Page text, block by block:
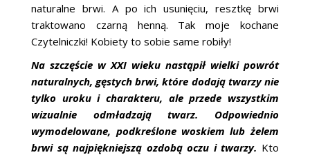
naturalne brwi. A po ich usunięciu, resztkę brwi
traktowano czarną henną. Tak moje kochane
Czytelniczki! Kobiety to sobie same robiły!
Na szczęście w XXI wieku nastąpił wielki powrót
naturalnych, gęstych brwi, które dodają twarzy nie
tylko uroku i charakteru, ale przede wszystkim
wizualnie odmładzają twarz. Odpowiednio
wymodelowane, podkreślone woskiem lub żelem
brwi są najpiękniejszą ozdobą oczu i twarzy. Kto